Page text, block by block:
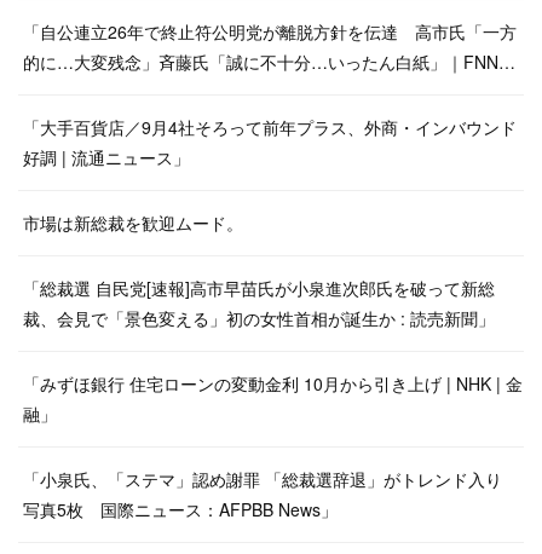
「自公連立26年で終止符公明党が離脱方針を伝達 高市氏「一方
的に…大変残念」斉藤氏「誠に不十分…いったん白紙」｜FNN…
「大手百貨店／9月4社そろって前年プラス、外商・インバウンド
好調 | 流通ニュース」
市場は新総裁を歓迎ムード。
「総裁選 自民党[速報]高市早苗氏が小泉進次郎氏を破って新総
裁、会見で「景色変える」初の女性首相が誕生か : 読売新聞」
「みずほ銀行 住宅ローンの変動金利 10月から引き上げ | NHK | 金
融」
「小泉氏、「ステマ」認め謝罪 「総裁選辞退」がトレンド入り
写真5枚 国際ニュース：AFPBB News」